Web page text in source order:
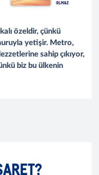
özeldir, çünkü
yetişir. Metro,
sahip çıkıyor,
biz bu ülkenin